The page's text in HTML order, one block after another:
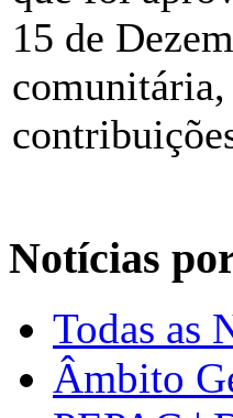
15 de
Notícias
Todas as
Âmbito